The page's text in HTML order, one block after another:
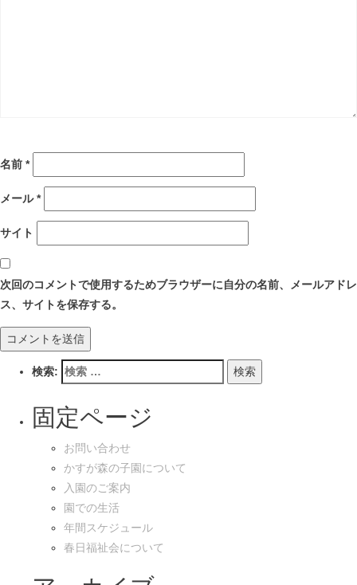
名前 *
メール*
サイト
次回のコメントで使用するためブラウザーに自分の名前、メールアドレ
ス、サイトを保存する。
検索:
固定ページ
お問い合わせ
かすが森の子園について
入園のご案内
園での生活
年間スケジュール
春日福祉会について